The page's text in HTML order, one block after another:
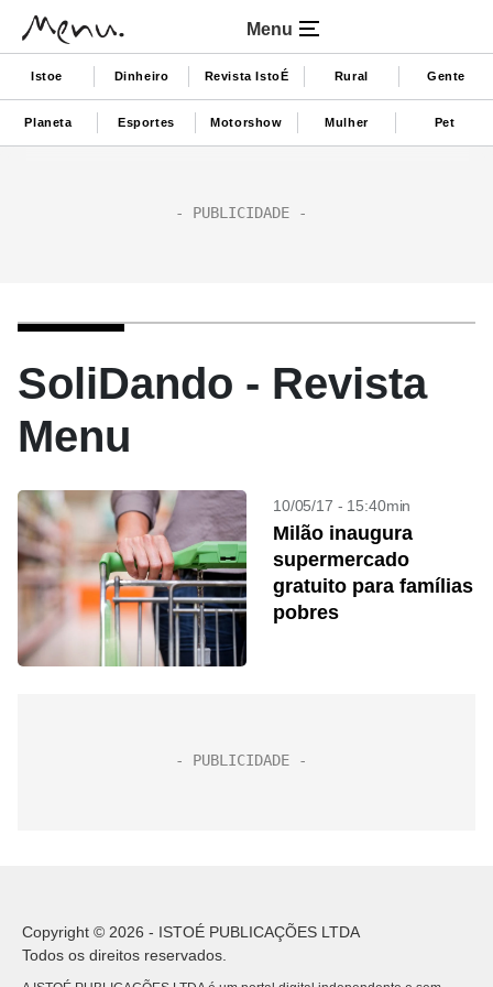
Menu
Istoe Dinheiro Revista IstoÉ Rural Gente
Planeta Esportes Motorshow Mulher Pet
SoliDando - Revista
Menu
10/05/17 - 15:40min
Milão inaugura
supermercado
gratuito para famílias
pobres
Copyright © 2026 - ISTOÉ PUBLICAÇÕES LTDA
Todos os direitos reservados.